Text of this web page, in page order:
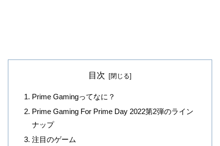
目次
Prime Gamingってなに？
Prime Gaming For Prime Day 2022第2弾のライン
ナップ
注目のゲーム